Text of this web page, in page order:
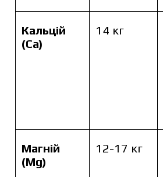
Кальцій
(Ca)
14 кг
Магній
(Mg)
12-17 кг